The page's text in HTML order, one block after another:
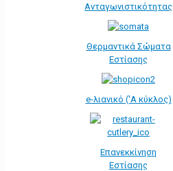
Ανταγωνιστικότητας
Θερμαντικά Σώματα
Εστίασης
e-λιανικό ('Α κύκλος)
Επανεκκίνηση
Εστίασης